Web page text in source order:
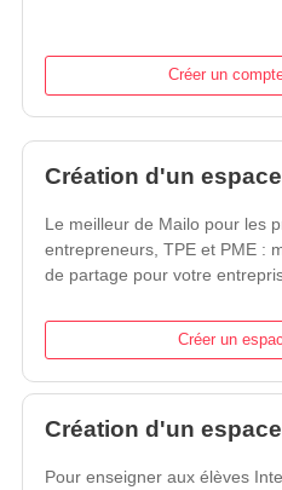
Créer un
Création d'un
Le meilleur de Mailo pour les
entrepreneurs, TPE et PME :
de partage pour votre
Créer un
Création d'un
Pour enseigner aux élèves